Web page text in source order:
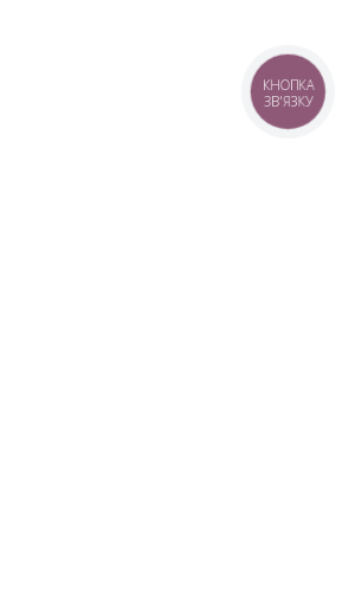
КНОПКА
ЗВ'ЯЗКУ